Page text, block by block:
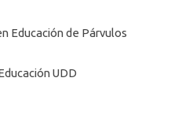
Educación de Párvulos
UDD